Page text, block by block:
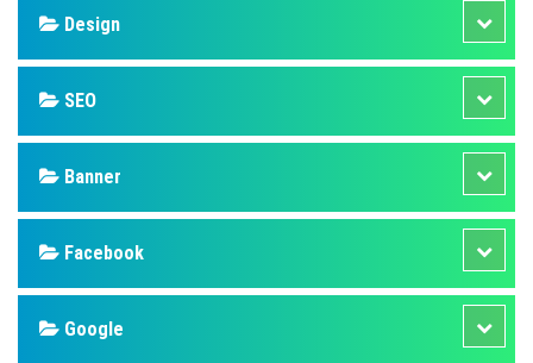
Design
SEO
Banner
Facebook
Google